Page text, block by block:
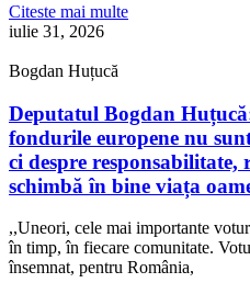
Citeste mai multe
iulie 31, 2026
Bogdan Huțucă
Deputatul Bogdan
fondurile europene nu
ci despre responsabilitate,
schimbă în bine viața
,,Uneori, cele mai importante
în timp, în fiecare comunitate.
însemnat, pentru România,